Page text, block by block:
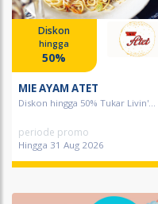
Diskon
hingga
50%
MIE AYAM ATET
Diskon hingga 50% Tukar Livin'...
periode promo
Hingga 31 Aug 2026